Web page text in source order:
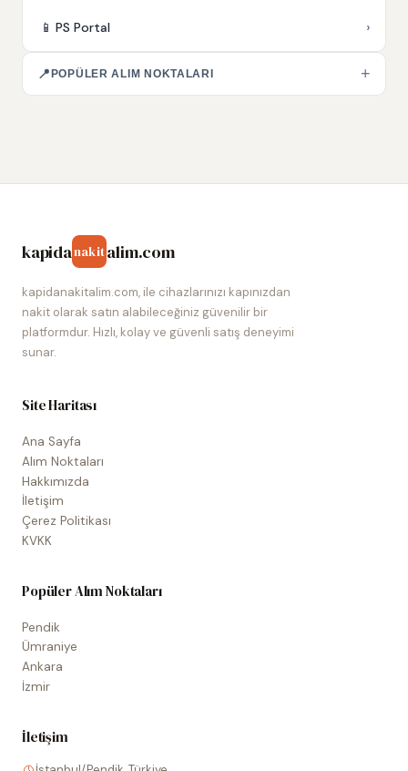
📱 PS Portal ›
📍 POPÜLER ALIM NOKTALARI +
kapidanakitalim.com
kapidanakitalim.com, ile cihazlarınızı kapınızdan
nakit olarak satın alabileceğiniz güvenilir bir
platformdur. Hızlı, kolay ve güvenli satış deneyimi
sunar.
Site Haritası
Ana Sayfa
Alım Noktaları
Hakkımızda
İletişim
Çerez Politikası
KVKK
Popüler Alım Noktaları
Pendik
Ümraniye
Ankara
İzmir
İletişim